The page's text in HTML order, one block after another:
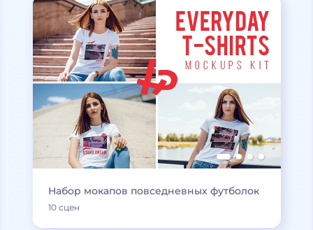
Набор мокапов повседневных футболок
10 сцен